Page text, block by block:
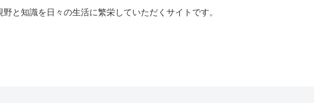
と知識を日々の生活に繁栄していただくサイトです。